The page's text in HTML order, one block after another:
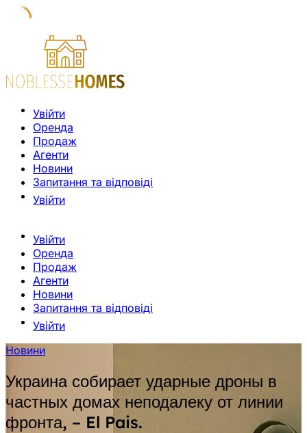
Увійти
Оренда
Продаж
Агенти
Новини
Запитання та відповіді
Увійти
Увійти
Оренда
Продаж
Агенти
Новини
Запитання та відповіді
Увійти
Новини
Украина собирает ударные дроны в
частных домах неподалеку от линии
фронта, – El Pais.